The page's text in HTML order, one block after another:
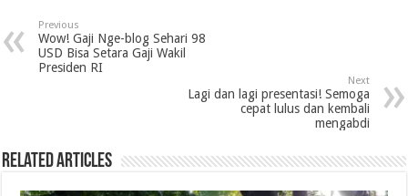
Previous
Wow! Gaji Nge-blog Sehari 98
USD Bisa Setara Gaji Wakil
Presiden RI
Next
Lagi dan lagi presentasi! Semoga
cepat lulus dan kembali
mengabdi
Related Articles